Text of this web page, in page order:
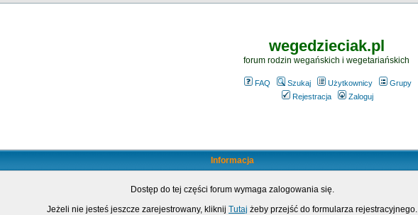
wegedzieciak.pl
forum rodzin wegańskich i wegetariańskich
FAQ Szukaj Użytkownicy
Grupy
Rejestracja
Zaloguj
Informacja
Dostęp do tej części forum wymaga zalogowania się.
Jeżeli nie jesteś jeszcze zarejestrowany, kliknij Tutaj żeby przejść do formularza rejestracyjnego.